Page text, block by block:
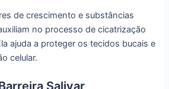
de crescimento e substâncias
no processo de cicatrização
ajuda a proteger os tecidos bucais e
celular.
Salivar